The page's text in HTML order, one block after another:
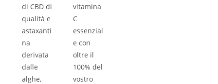
di CBD di
qualità e
astaxanti
na
derivata
dalle
alghe,
vitamina
C
essenzial
e con
oltre il
100% del
vostro